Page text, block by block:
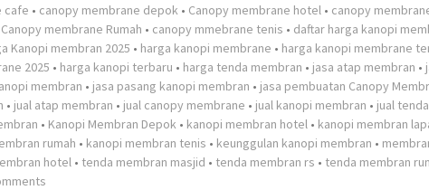
cafe • canopy membrane depok • Canopy membrane hotel • canopy
Canopy membrane Rumah • canopy mmebrane tenis • daftar harga kanopi
Kanopi membran 2025 • harga kanopi membrane • harga kanopi membrane
2025 • harga kanopi terbaru • harga tenda membran • jasa atap membran •
membran • jasa pasang kanopi membran • jasa pembuatan Canopy
• jual atap membran • jual canopy membrane • jual kanopi membran • jual
• Kanopi Membran Depok • kanopi membran hotel • kanopi membran
rumah • kanopi membran tenis • keunggulan kanopi membran •
hotel • tenda membran masjid • tenda membran rs • tenda membran